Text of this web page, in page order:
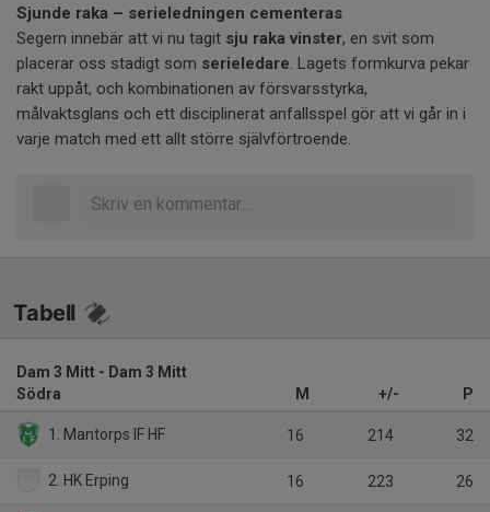
Sjunde raka – serieledningen cementeras
Segern innebär att vi nu tagit sju raka vinster, en svit som
placerar oss stadigt som serieledare . Lagets formkurva pekar
rakt uppåt, och kombinationen av försvarsstyrka,
målvaktsglans och ett disciplinerat anfallsspel gör att vi går in i
varje match med ett allt större självförtroende.
Tabell
Dam 3 Mitt - Dam 3 Mitt
Södra
M +/- P
1. Mantorps IF HF 16 214 32
2. HK Erping 16 223 26